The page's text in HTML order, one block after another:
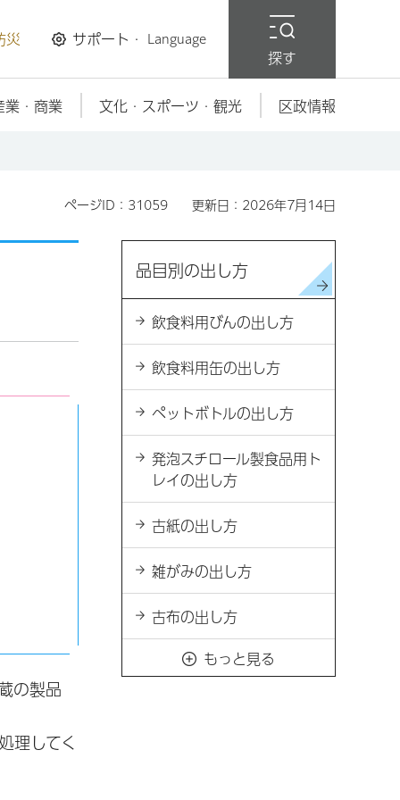
災 サポート・ Language
探す
業・商業 文化・スポーツ・観光 区政情報
ページID：31059 更新日：2026年7月14日
の製品
理してく
品目別の出し方
飲食料用びんの出し方
飲食料用缶の出し方
ペットボトルの出し方
発泡スチロール製食品用ト
レイの出し方
古紙の出し方
雑がみの出し方
古布の出し方
もっと見る